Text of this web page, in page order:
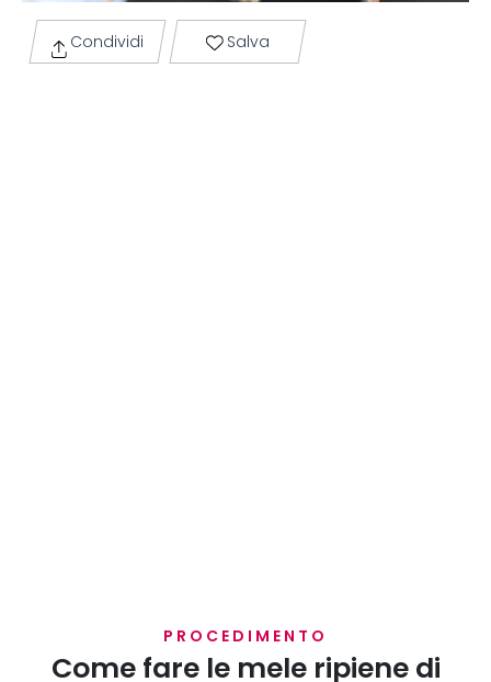
Condividi Salva
PROCEDIMENTO
Come fare le mele ripiene di